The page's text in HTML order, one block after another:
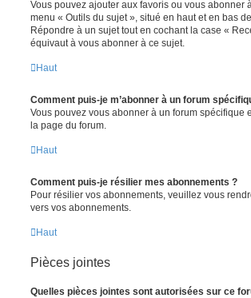
Vous pouvez ajouter aux favoris ou vous
menu « Outils du sujet », situé en haut et en bas
Répondre à un sujet tout en cochant la case «
équivaut à vous abonner à ce sujet.
Haut
Comment puis-je m’abonner à un forum
Vous pouvez vous abonner à un forum spécifique
la page du forum.
Haut
Comment puis-je résilier mes abonnements ?
Pour résilier vos abonnements, veuillez vous
vers vos abonnements.
Haut
Pièces jointes
Quelles pièces jointes sont autorisées sur ce